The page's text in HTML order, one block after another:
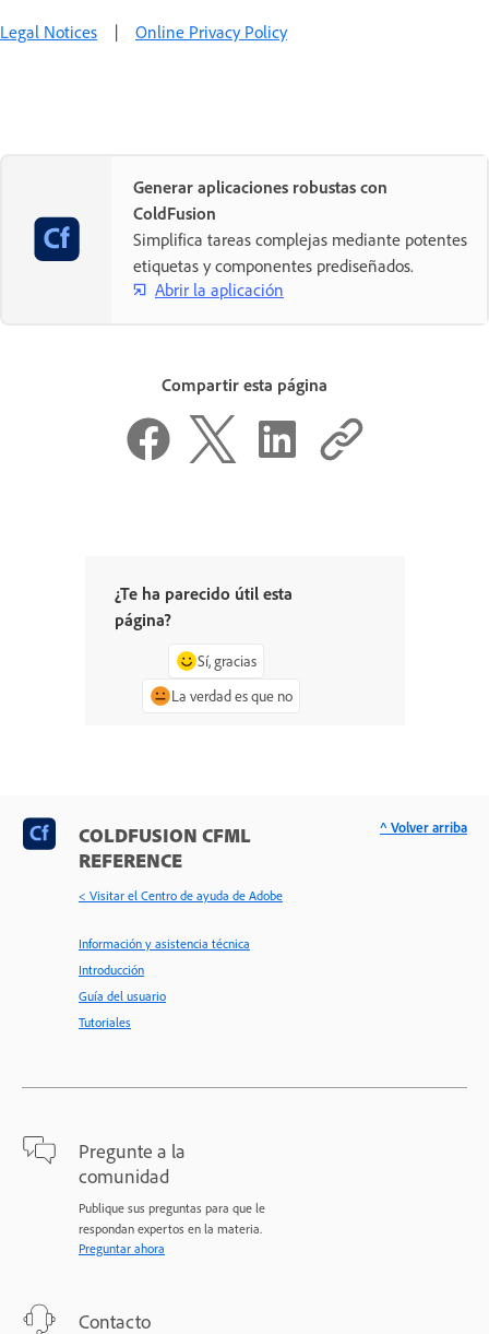
Legal Notices | Online Privacy Policy
Generar aplicaciones robustas con
ColdFusion
Simplifica tareas complejas mediante potentes
etiquetas y componentes prediseñados.
Abrir la aplicación
Compartir esta página
¿Te ha parecido útil esta
página?
Sí, gracias
La verdad es que no
COLDFUSION CFML
REFERENCE
< Visitar el Centro de ayuda de Adobe
Información y asistencia técnica
Introducción
Guía del usuario
Tutoriales
Pregunte a la
comunidad
Publique sus preguntas para que le
respondan expertos en la materia.
Preguntar ahora
Contacto
^ Volver arriba